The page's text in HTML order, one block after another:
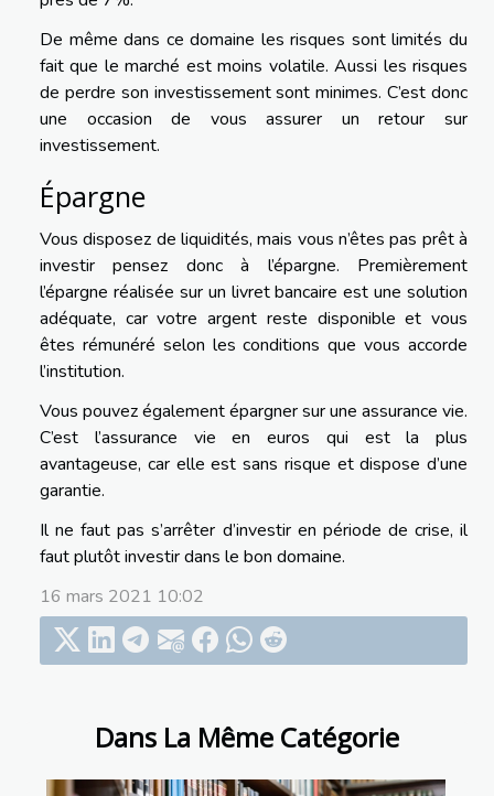
Dans La Même Catégorie
De même dans ce domaine les risques sont limités du
fait que le marché est moins volatile. Aussi les risques
de perdre son investissement sont minimes. C’est donc
une occasion de vous assurer un retour sur
investissement.
Épargne
Vous disposez de liquidités, mais vous n’êtes pas prêt à
investir pensez donc à l’épargne. Premièrement
l’épargne réalisée sur un livret bancaire est une solution
adéquate, car votre argent reste disponible et vous
êtes rémunéré selon les conditions que vous accorde
l’institution.
Vous pouvez également épargner sur une assurance vie.
C’est l’assurance vie en euros qui est la plus
avantageuse, car elle est sans risque et dispose d’une
garantie.
Il ne faut pas s’arrêter d’investir en période de crise, il
faut plutôt investir dans le bon domaine.
16 mars 2021 10:02